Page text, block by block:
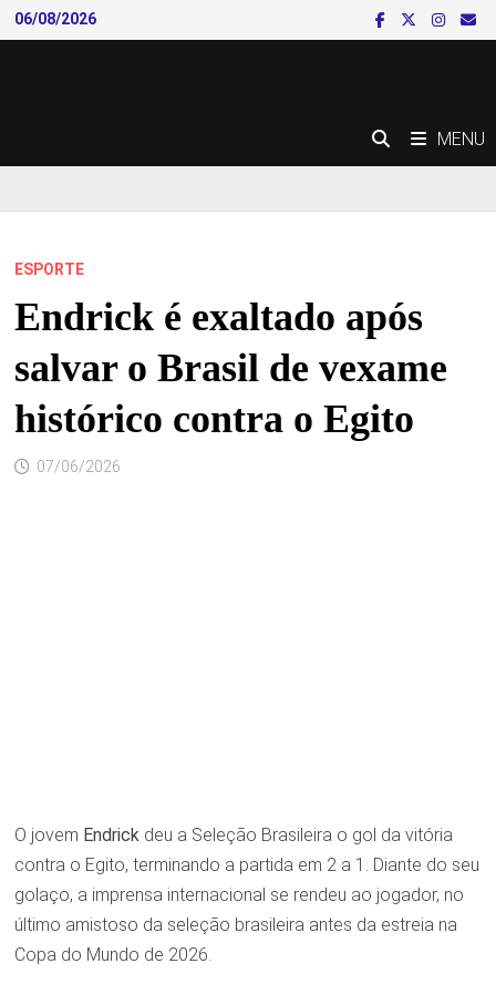
Skip
to
06/08/2026
MENU
ESPORTE
Endrick é exaltado após
salvar o Brasil de vexame
histórico contra o Egito
07/06/2026
O jovem Endrickdeu a Seleção Brasileira o gol da vitória
contra o Egito, terminando a partida em 2 a 1. Diante do seu
golaço, a imprensa internacional se rendeu ao jogador, no
último amistoso da seleção brasileira antes da estreia na
Copa do Mundo de 2026.